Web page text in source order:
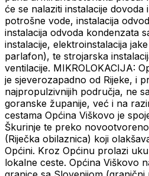
će se nalaziti instalacije dovoda
potrošne vode, instalacija
instalacija odvoda kondenzata
instalacije, elektroinstalacija
parlafon), te strojarska
ventilacije. MIKROLOKACIJA:
je sjeverozapadno od Rijeke, i
najpropulzivnijih područja, ne
goranske županije, već i na
cestama Općina Viškovo je
Škurinje te preko
(Riječka obilaznica) koji
Općini. Kroz Općinu prolazi
lokalne ceste. Općina Viškovo